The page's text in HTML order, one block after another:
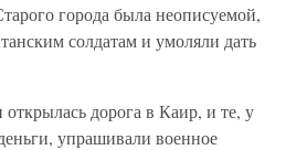
города была неописуемой,
солдатам и умоляли дать
дорога в Каир, и те, у
упрашивали военное